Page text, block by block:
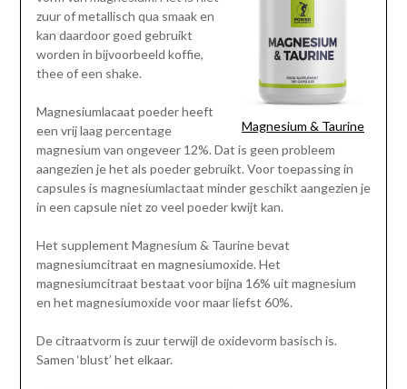
Magnesium & Taurine
zuur of metallisch qua smaak en
kan daardoor goed gebruikt
worden in bijvoorbeeld koffie,
thee of een shake.
Magnesiumlacaat poeder heeft
een vrij laag percentage
magnesium van ongeveer 12%. Dat is geen probleem
aangezien je het als poeder gebruikt. Voor toepassing in
capsules is magnesiumlactaat minder geschikt aangezien je
in een capsule niet zo veel poeder kwijt kan.
Het supplement Magnesium & Taurine bevat
magnesiumcitraat en magnesiumoxide. Het
magnesiumcitraat bestaat voor bijna 16% uit magnesium
en het magnesiumoxide voor maar liefst 60%.
De citraatvorm is zuur terwijl de oxidevorm basisch is.
Samen ‘blust’ het elkaar.